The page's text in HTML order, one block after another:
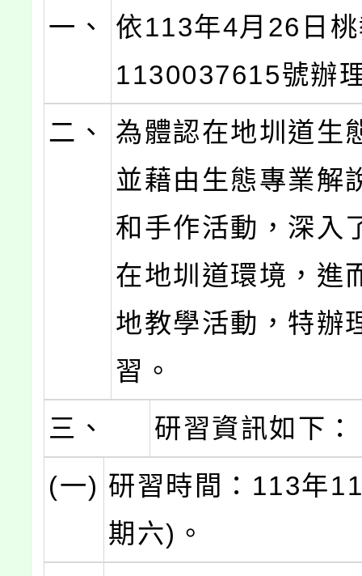
一、
依113年4月26日
1130037615號辦
二、
為體認在地圳道生
並藉由生態專業解
和手作活動，深入
在地圳道環境，進
地教學活動，特辦
習。
三、
研習資訊如下：
(一) 研習時間：113年
期六)。